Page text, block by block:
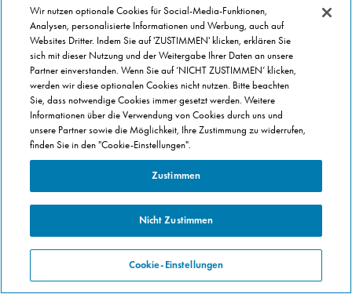
PRODUKTE
Produktvielfalt
Pflicht information
Domino's Club
KONTAKT
Kunden-Feedback
Hinweis geben
KARRIERE
Wir nutzen optionale Cookies für Social-Media-Funktionen,
Analysen, personalisierte Informationen und Werbung, auch auf
Websites Dritter. Indem Sie auf 'ZUSTIMMEN' klicken, erklären Sie
sich mit dieser Nutzung und der Weitergabe Ihrer Daten an unsere
Partner einverstanden. Wenn Sie auf ‘NICHT ZUSTIMMEN’ klicken,
werden wir diese optionalen Cookies nicht nutzen. Bitte beachten
Sie, dass notwendige Cookies immer gesetzt werden. Weitere
Informationen über die Verwendung von Cookies durch uns und
unsere Partner sowie die Möglichkeit, Ihre Zustimmung zu widerrufen,
finden Sie in den "Cookie-Einstellungen".
Zustimmen
Nicht Zustimmen
Cookie-Einstellungen